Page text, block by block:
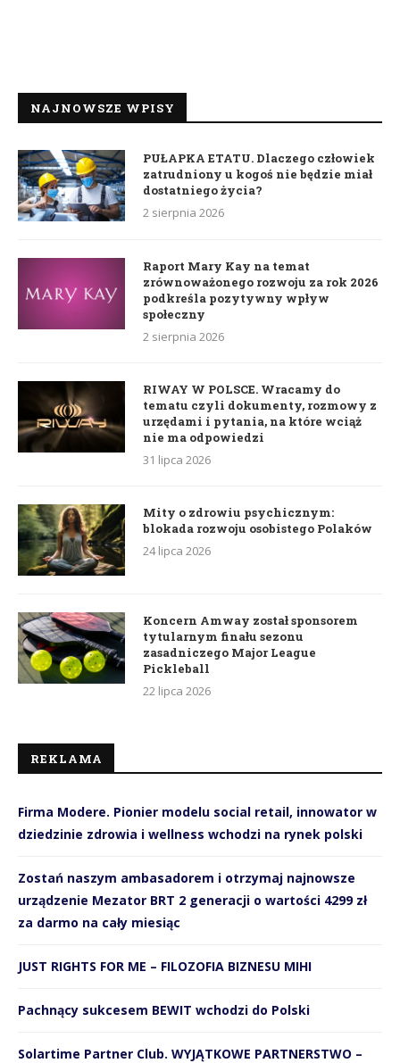
NAJNOWSZE WPISY
PUŁAPKA ETATU. Dlaczego człowiek
zatrudniony u kogoś nie będzie miał
dostatniego życia?
2 sierpnia 2026
Raport Mary Kay na temat
zrównoważonego rozwoju za rok 2026
podkreśla pozytywny wpływ
społeczny
2 sierpnia 2026
RIWAY W POLSCE. Wracamy do
tematu czyli dokumenty, rozmowy z
urzędami i pytania, na które wciąż
nie ma odpowiedzi
31 lipca 2026
Mity o zdrowiu psychicznym:
blokada rozwoju osobistego Polaków
24 lipca 2026
Koncern Amway został sponsorem
tytularnym finału sezonu
zasadniczego Major League
Pickleball
22 lipca 2026
REKLAMA
Firma Modere. Pionier modelu social retail, innowator w
dziedzinie zdrowia i wellness wchodzi na rynek polski
Zostań naszym ambasadorem i otrzymaj najnowsze
urządzenie Mezator BRT 2 generacji o wartości 4299 zł
za darmo na cały miesiąc
JUST RIGHTS FOR ME – FILOZOFIA BIZNESU MIHI
Pachnący sukcesem BEWIT wchodzi do Polski
Solartime Partner Club. WYJĄTKOWE PARTNERSTWO –